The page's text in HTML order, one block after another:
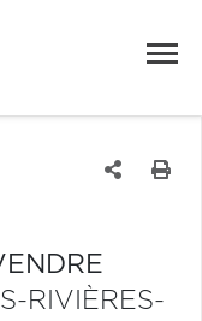
RIVIÈRES-